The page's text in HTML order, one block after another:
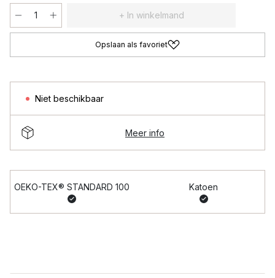
+ In winkelmand
Opslaan als favoriet
Niet beschikbaar
Meer info
OEKO-TEX® STANDARD 100 Katoen